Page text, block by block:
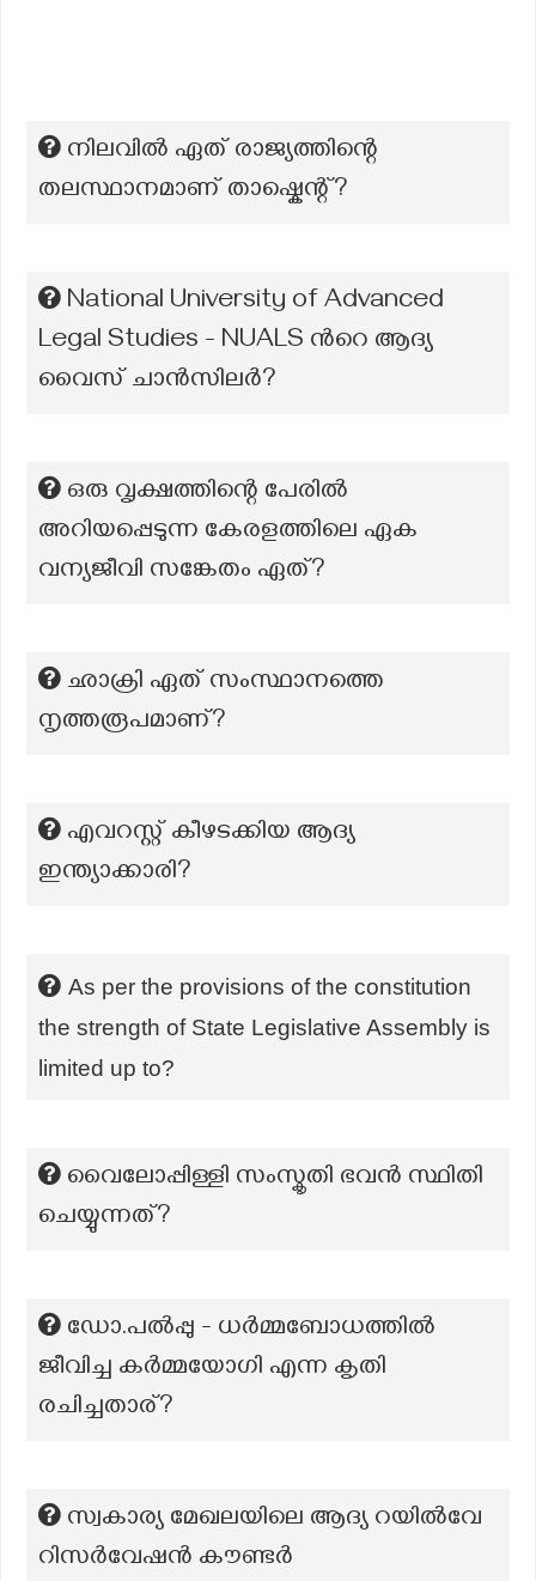
നിലവിൽ ഏത് രാജ്യത്തിന്റെ
തലസ്ഥാനമാണ് താഷ്കെന്റ്?
National University of Advanced
Legal Studies - NUALS ന്‍റെ ആദ്യ
വൈസ് ചാൻസിലർ?
ഒരു വൃക്ഷത്തിന്റെ പേരിൽ
അറിയപ്പെടുന്ന കേരളത്തിലെ ഏക
വന്യജീവി സങ്കേതം ഏത്?
ഛാക്രി ഏത് സംസ്ഥാനത്തെ
നൃത്തരൂപമാണ്?
എവറസ്റ്റ് കീഴടക്കിയ ആദ്യ
ഇന്ത്യാക്കാരി?
As per the provisions of the constitution
the strength of State Legislative Assembly is
limited up to?
വൈലോപ്പിള്ളി സംസ്കൃതി ഭവന്‍ സ്ഥിതി
ചെയ്യുന്നത്?
ഡോ.പൽപ്പു - ധർമ്മബോധത്തിൽ
ജീവിച്ച കർമ്മയോഗി എന്ന കൃതി
രചിച്ചതാര്?
സ്വകാര്യ മേഖലയിലെ ആദ്യ റയിൽവേ
റിസർവേഷൻ കൗണ്ടർ